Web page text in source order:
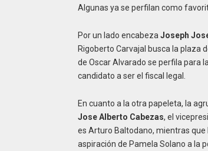
Algunas ya se perfilan como
Por un lado encabeza Joseph
Rigoberto Carvajal busca la plaza
de Oscar Alvarado se perfila para
candidato a ser el fiscal legal.
En cuanto a la otra papeleta, la
Jose Alberto Cabezas, el
es Arturo Baltodano, mientras
aspiración de Pamela Solano a la